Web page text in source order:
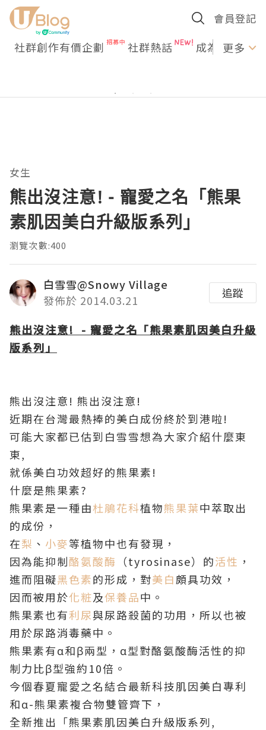
會員登記
社群創作有價企劃 社群熱話 成為U更多
女生
熊出沒注意! - 寵愛之名「熊果
素肌因美白升級版系列」
瀏覽次數:400
白雪雪@Snowy Village
發佈於 2014.03.21
追蹤
熊出沒注意! - 寵愛之名「熊果素肌因美白升級
版系列」
熊出沒注意! 熊出沒注意!
近期在台灣最熱捧的美白成份終於到港啦!
可能大家都已估到白雪雪想為大家介紹什麼東
東,
就係美白功效超好的熊果素!
什麼是熊果素?
熊果素是一種由杜鵑花科植物熊果葉中萃取出
的成份，
在梨 、 小麥等植物中也有發現，
因為能抑制酪氨酸酶 （tyrosinase）的活性 ，
進而阻礙黑色素的形成，對美白頗具功效，
因而被用於化粧及保養品中。
熊果素也有利尿與尿路殺菌的功用，所以也被
用於尿路消毒藥中。
熊果素有α和β兩型，α型對酪氨酸酶活性的抑
制力比β型強約10倍。
今個春夏寵愛之名結合最新科技肌因美白專利
和α-熊果素複合物雙管齊下，
全新推出「熊果素肌因美白升級版系列,